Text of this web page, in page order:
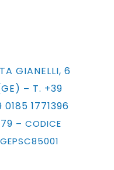
GIANELLI, 6
– T. +39
0185 1771396
– CODICE